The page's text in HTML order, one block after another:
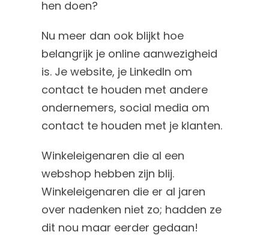
hen doen?
Nu meer dan ook blijkt hoe
belangrijk je online aanwezigheid
is. Je website, je LinkedIn om
contact te houden met andere
ondernemers, social media om
contact te houden met je klanten.
Winkeleigenaren die al een
webshop hebben zijn blij.
Winkeleigenaren die er al jaren
over nadenken niet zo; hadden ze
dit nou maar eerder gedaan!